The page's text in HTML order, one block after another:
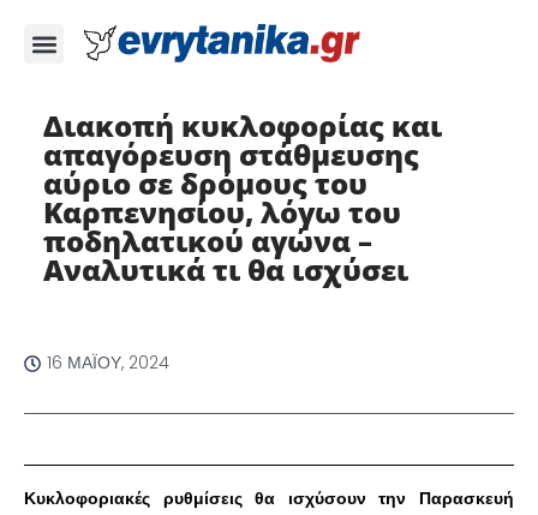
Διακοπή κυκλοφορίας και
απαγόρευση στάθμευσης
αύριο σε δρόμους του
Καρπενησίου, λόγω του
ποδηλατικού αγώνα –
Αναλυτικά τι θα ισχύσει
16 ΜΑΪ́ΟΥ, 2024
Κυκλοφοριακές ρυθμίσεις θα ισχύσουν την Παρασκευή